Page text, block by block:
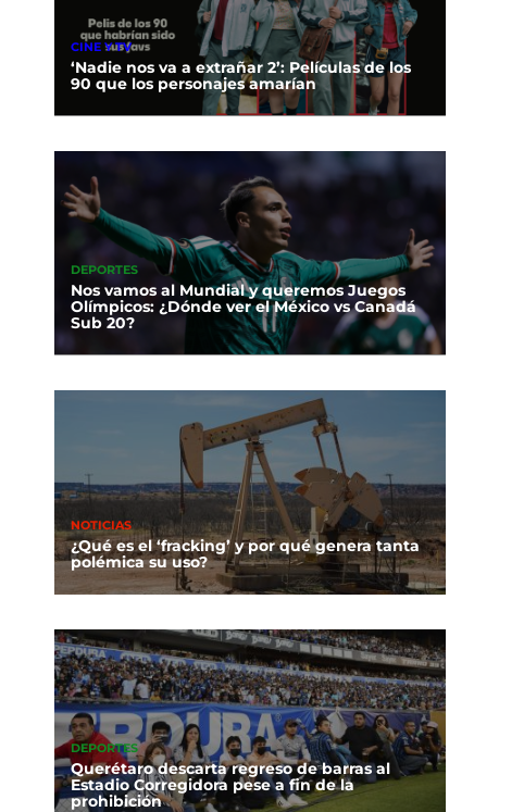
CINE Y TV
‘Nadie nos va a extrañar 2’: Películas de los
90 que los personajes amarían
DEPORTES
Nos vamos al Mundial y queremos Juegos
Olímpicos: ¿Dónde ver el México vs Canadá
Sub 20?
NOTICIAS
¿Qué es el ‘fracking’ y por qué genera tanta
polémica su uso?
DEPORTES
Querétaro descarta regreso de barras al
Estadio Corregidora pese a fin de la
prohibición